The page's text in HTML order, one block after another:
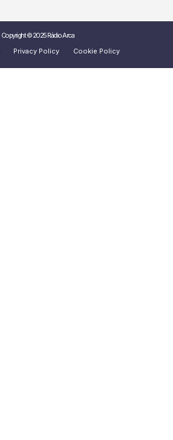
Copyright © 2025 Rádio Arca
Privacy Policy Cookie Policy